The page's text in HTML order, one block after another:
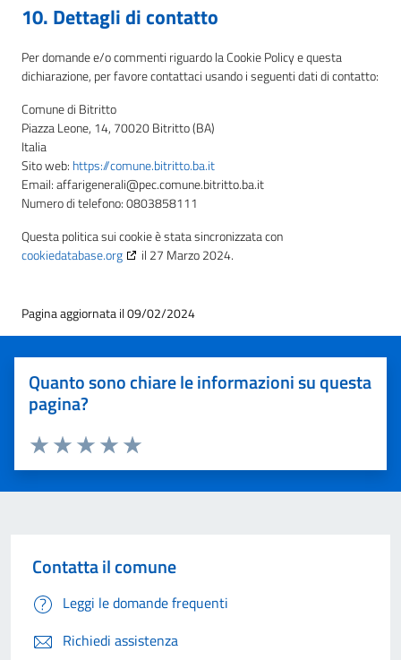
10. Dettagli di contatto
Per domande e/o commenti riguardo la Cookie Policy e questa
dichiarazione, per favore contattaci usando i seguenti dati di contatto:
Comune di Bitritto
Piazza Leone, 14, 70020 Bitritto (BA)
Italia
Sito web: https://comune.bitritto.ba.it
Email:affarigenerali@pec.comune.bitritto.ba.it
Numero di telefono: 0803858111
Questa politica sui cookie è stata sincronizzata con
cookiedatabase.org
il 27 Marzo 2024.
Pagina aggiornata il 09/02/2024
Quanto sono chiare le informazioni su questa
pagina?
Valuta 5 stelle su 5
Valuta 4 stelle su 5
Valuta 3 stelle su 5
Valuta 2 stelle su 5
Valuta 1 stelle su 5
Contatta il comune
Leggi le domande frequenti
Richiedi assistenza